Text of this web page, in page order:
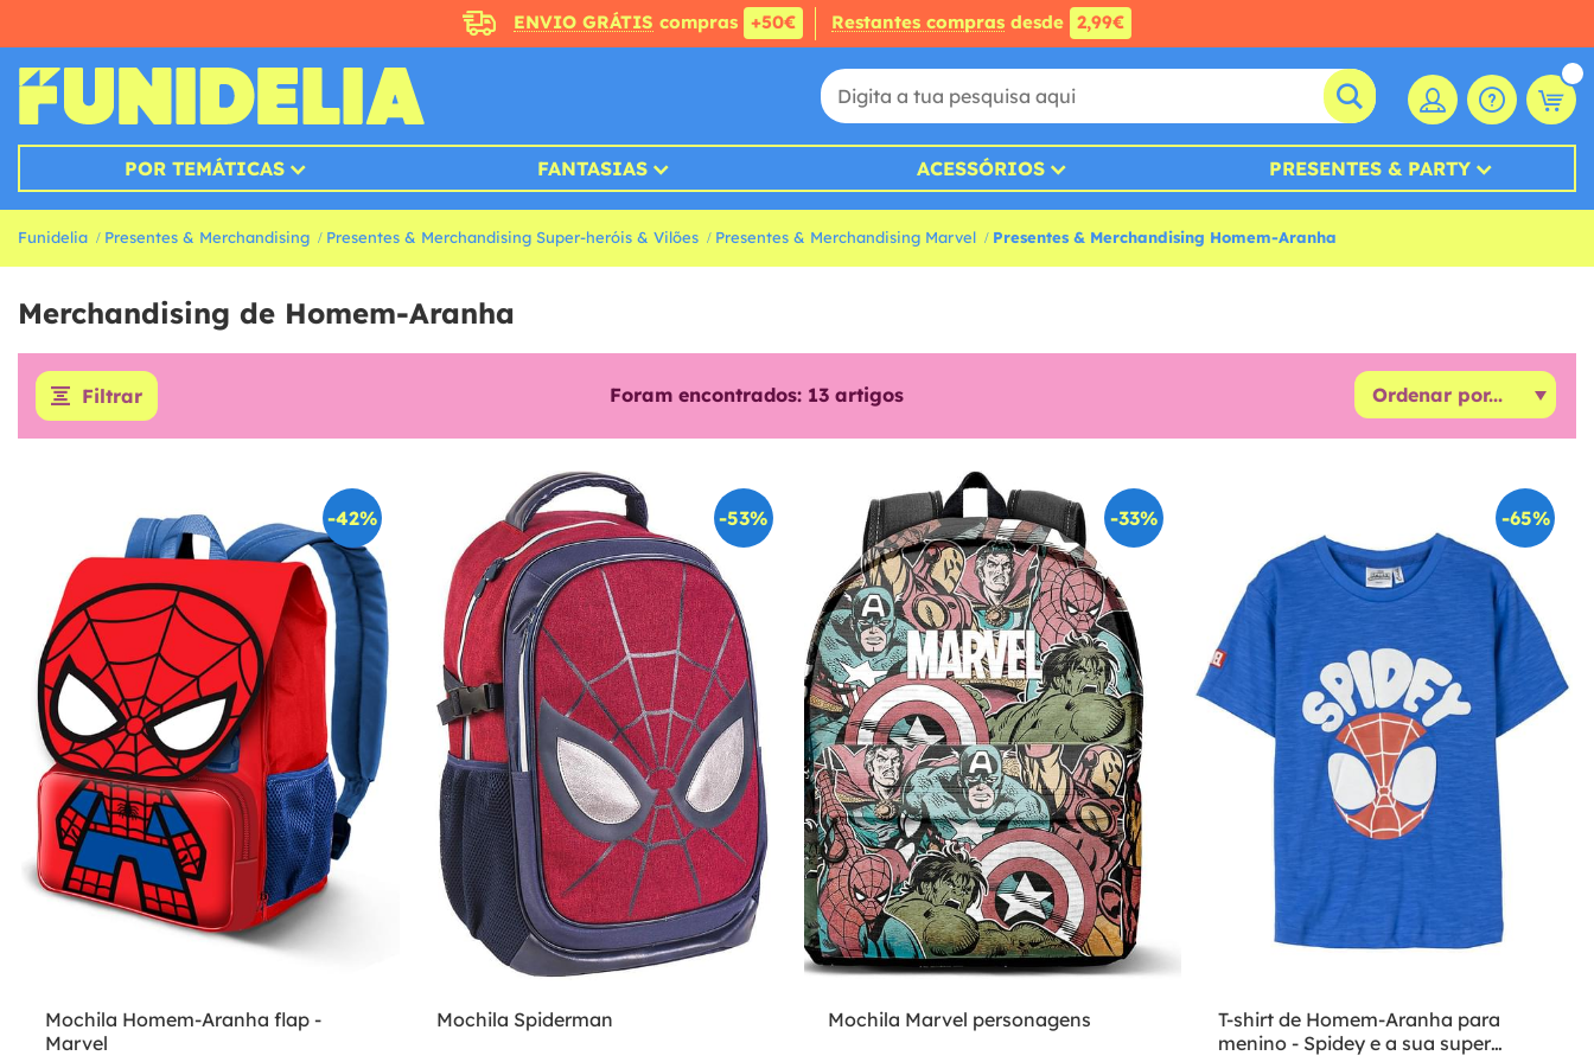
ENVIO GRÁTIS compras +50€ Restantes compras desde 2,99€
POR TEMÁTICAS FANTASIAS ACESSÓRIOS PRESENTES & PARTY
Funidelia Presentes & Merchandising Presentes & Merchandising Super-heróis & Vilões Presentes & Merchandising Marvel Presentes & Merchandising Homem-Aranha
Merchandising de Homem-Aranha
Filtrar Foram encontrados: 13artigos
-42%
Mochila Homem-Aranha flap -
Marvel
-53%
Mochila Spiderman
-33%
Mochila Marvel personagens
-65%
T-shirt de Homem-Aranha para
menino - Spidey e a sua super